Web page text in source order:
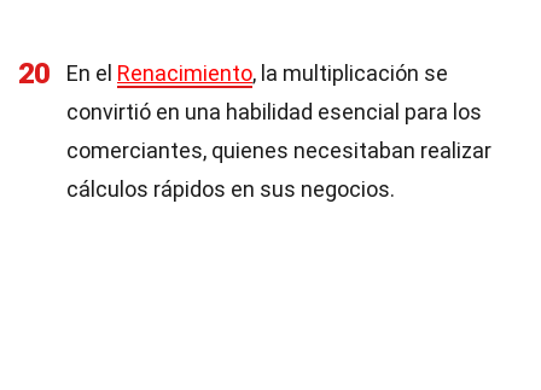
20 En el Renacimiento, la multiplicación se
convirtió en una habilidad esencial para los
comerciantes, quienes necesitaban realizar
cálculos rápidos en sus negocios.